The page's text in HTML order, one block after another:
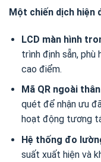
Một chiến dịch hiện
LCD màn hình
trình định sẵn,
cao điểm.
Mã QR ngoài
quét để nhận ưu
hoạt động tương
Hệ thống đo
suất xuất hiện và